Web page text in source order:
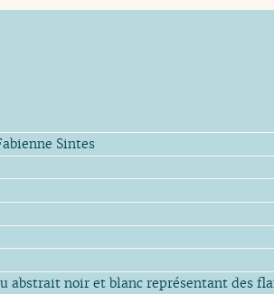
Sintes
abstrait noir et blanc représentant des